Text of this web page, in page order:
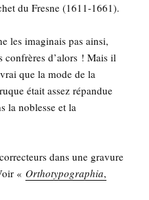
du Fresne (1611-1661).
les ima­gi­nais pas ain­si,
confrères d’alors ! Mais il
que la mode de la
était assez répan­due
la noblesse et la
dans une gra­vure
« Ortho­ty­po­gra­phia,